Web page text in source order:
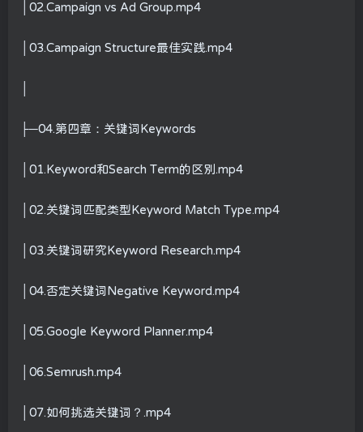
│02.Campaign vs Ad Group.mp4
│03.Campaign Structure最佳实践.mp4
├─04.第四章：关键词Keywords
│01.Keyword和Search Term的区别.mp4
│02.关键词匹配类型Keyword Match Type.mp4
│03.关键词研究Keyword Research.mp4
│04.否定关键词Negative Keyword.mp4
│05.Google Keyword Planner.mp4
│06.Semrush.mp4
│07.如何挑选关键词？.mp4